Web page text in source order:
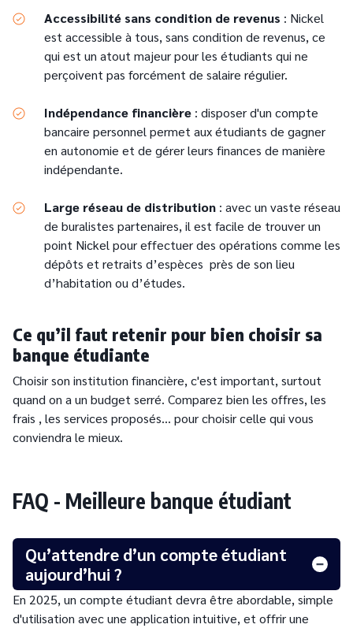
Accessibilité sans condition de revenus : Nickel
est accessible à tous, sans condition de revenus, ce
qui est un atout majeur pour les étudiants qui ne
perçoivent pas forcément de salaire régulier.
Indépendance financière : disposer d'un compte
bancaire personnel permet aux étudiants de gagner
en autonomie et de gérer leurs finances de manière
indépendante.
Large réseau de distribution : avec un vaste réseau
de buralistes partenaires, il est facile de trouver un
point Nickel pour effectuer des opérations comme les
dépôts et retraits d’espèces près de son lieu
d’habitation ou d’études.
Ce qu’il faut retenir pour bien choisir sa
banque étudiante
Choisir son institution financière, c'est important, surtout
quand on a un budget serré. Comparez bien les offres, les
frais , les services proposés… pour choisir celle qui vous
conviendra le mieux.
FAQ - Meilleure banque étudiant
Qu’attendre d’un compte étudiant
aujourd’hui ?
En 2025, un compte étudiant devra être abordable, simple
d'utilisation avec une application intuitive, et offrir une